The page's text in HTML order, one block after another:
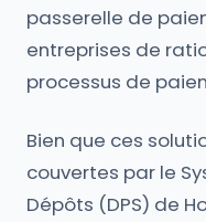
passerelle de
entreprises de
processus de
Bien que ces
couvertes par le
Dépôts (DPS) de